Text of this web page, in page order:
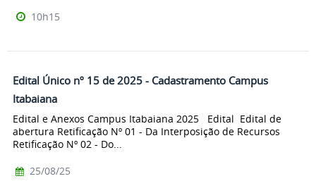
10h15
Edital Único nº 15 de 2025 - Cadastramento Campus
Itabaiana
Edital e Anexos Campus Itabaiana 2025 Edital Edital de
abertura Retificação Nº 01 - Da Interposição de Recursos
Retificação Nº 02 - Do...
25/08/25